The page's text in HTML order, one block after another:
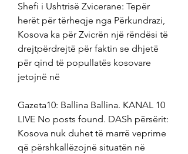
Shefi i Ushtrisë Zvicerane: Tepër
herët për tërheqje nga Përkundrazi,
Kosova ka për Zvicrën një rëndësi të
drejtpërdrejtë për faktin se dhjetë
për qind të popullatës kosovare
jetojnë në
Gazeta10: Ballina Ballina. KANAL 10
LIVE No posts found. DASh përsërit:
Kosova nuk duhet të marrë veprime
që përshkallëzojnë situatën në